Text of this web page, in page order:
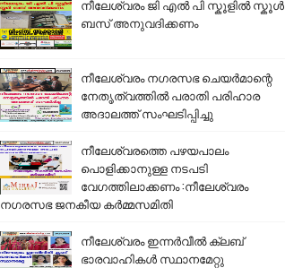
നീലേശ്വരം ജി എൽ പി സ്കൂളിൽ സ്കൂൾ
ബസ് അനുവദിക്കണം
നീലേശ്വരം നഗരസഭ ചെയർമാന്റെ
നേതൃത്വത്തിൽ പരാതി പരിഹാര
അദാലത്ത് സംഘടിപ്പിച്ചു
നീലേശ്വരത്തെ പഴയപാലം
പൊളിക്കാനുള്ള നടപടി
വേഗത്തിലാക്കണം :നീലേശ്വരം
നഗരസഭ ജനകീയ കർമ്മസമിതി
നീലേശ്വരം ഇന്നർവീൽ ക്ലബ്
ഭാരവാഹികൾ സ്ഥാനമേറ്റു